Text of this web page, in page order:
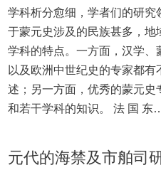
学科析分愈细，学者们的研究
于蒙元史涉及的民族甚多，地
学科的特点。一方面，汉学、
以及欧洲中世纪史的专家都
述；另一方面，优秀的蒙元史
和若干学科的知识。 法 国 东
元代的海禁及市舶司